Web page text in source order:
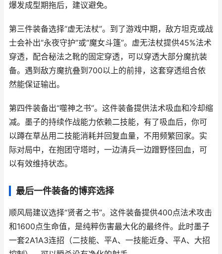
爆发成型期拖后，建议避免。
第三件装备选择“虚无法杖”。到了游戏中期，敌方坦克或战
士会补出“永夜守护”或“魔女斗篷”。虚无法杖提供45%法术
穿透，配合秘法之靴的固定穿透，可以穿透大部分魔抗装
备。遇到敌方魔抗叠到700以上的前排，这套穿透组合依
然能保证输出。
第四件装备出“噬神之书”。这件装备提供法术吸血和冷却缩
减。墨子的持续作战能力依赖二技能，有了吸血后，你可
以蹲在草丛用二技能消耗并回复血量，不用频繁回家。实
际对局中，在抱团守塔时，一边清兵一边蹭野怪回血，可
以有效维持状态。
最后一件装备的博弈选择
顺风局建议选择“贤者之书”。这件装备提供400点法术攻击
和1600点生命值，是纯粹伤害最大化的最终件。此时墨子
一套2A1A3连招（二技能、平A、一技能近身、平A、大招